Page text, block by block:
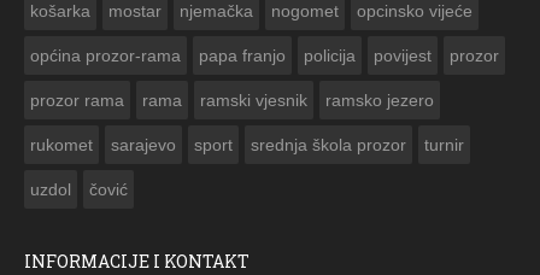
košarka mostar njemačka nogomet opcinsko vijeće
općina prozor-rama papa franjo policija povijest prozor
prozor rama rama ramski vjesnik ramsko jezero
rukomet sarajevo sport srednja škola prozor turnir
uzdol čović
INFORMACIJE I KONTAKT